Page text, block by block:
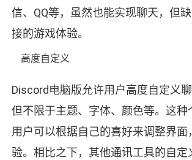
信、QQ等，虽然也能实现聊天，但
接的游戏体验。
高度自定义
Discord电脑版允许用户高度自定义
但不限于主题、字体、颜色等。这种
用户可以根据自己的喜好来调整界面
验。相比之下，其他通讯工具的自定